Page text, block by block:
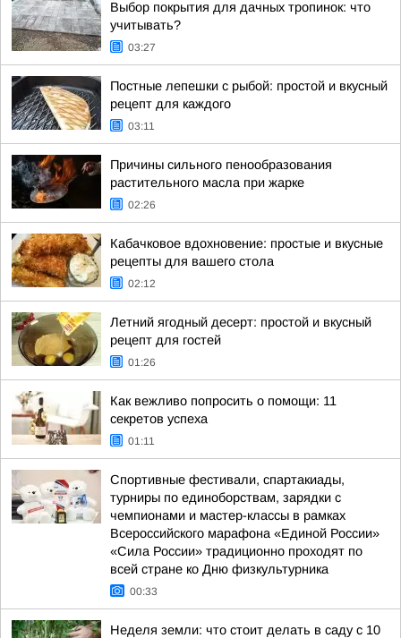
Выбор покрытия для дачных тропинок: что
учитывать?
03:27
Постные лепешки с рыбой: простой и вкусный
рецепт для каждого
03:11
Причины сильного пенообразования
растительного масла при жарке
02:26
Кабачковое вдохновение: простые и вкусные
рецепты для вашего стола
02:12
Летний ягодный десерт: простой и вкусный
рецепт для гостей
01:26
Как вежливо попросить о помощи: 11
секретов успеха
01:11
Спортивные фестивали, спартакиады,
турниры по единоборствам, зарядки с
чемпионами и мастер-классы в рамках
Всероссийского марафона «Единой России»
«Сила России» традиционно проходят по
всей стране ко Дню физкультурника
00:33
Неделя земли: что стоит делать в саду с 10